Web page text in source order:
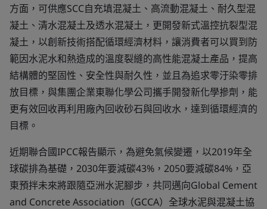
方面，可供應SCC自充填混凝土、高流動混凝土、耐久型混
凝土、清水混凝土及透水混凝土，更開發新式溫控抗裂型混
凝土，以創新技術搭配循環經濟材料，讓消費者可以買到防
範因水泥水和熱造成的溫度裂縫的高性能混凝土產品，提高
結構體的堅固性、安全性與耐久性，並且為追求零汙染零排
放目標，與集團企業東聯化學公司攜手開發新化學摻劑，能
更有效回收再利用廠內回收砂石與回收水，達到循環經濟的
目標。
近期聯合國IPCC報告顯示，為避免氣候變遷，以2019年全
球碳排為基礎，2030年要減碳43%，2050要減碳84%，亞
東預拌未來將跟隨亞洲水泥腳步，共同邁向Global Cement
and Concrete Association（GCCA）全球水泥與混凝土協